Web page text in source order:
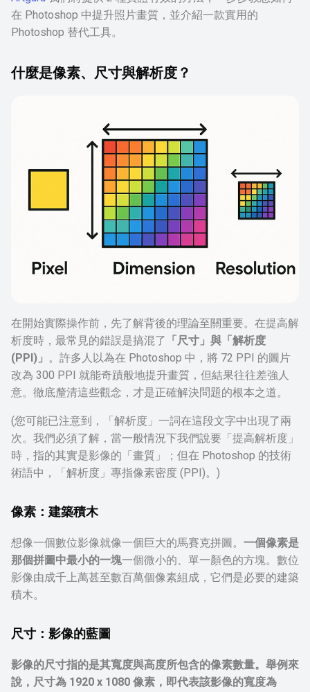
在 Photoshop 中提升照片畫質，並介紹一款實用的
Photoshop 替代工具。
什麼是像素、尺寸與解析度？
在開始實際操作前，先了解背後的理論至關重要。在提高解
析度時，最常見的錯誤是搞混了 「尺寸」與「解析度
(PPI)」 。許多人以為在 Photoshop 中，將 72 PPI 的圖片
改為 300 PPI 就能奇蹟般地提升畫質，但結果往往差強人
意。徹底釐清這些觀念，才是正確解決問題的根本之道。
(您可能已注意到，「解析度」一詞在這段文字中出現了兩
次。我們必須了解，當一般情況下我們說要「提高解析度」
時，指的其實是影像的「畫質」；但在 Photoshop 的技術
術語中，「解析度」專指像素密度 (PPI)。)
像素：建築積木
想像一個數位影像就像一個巨大的馬賽克拼圖。 一個像素是
那個拼圖中最小的一塊一個微小的、單一顏色的方塊。數位
影像由成千上萬甚至數百萬個像素組成，它們是必要的建築
積木。
尺寸：影像的藍圖
影像的尺寸指的是其寬度與高度所包含的像素數量。 舉例來
說，尺寸為 1920 x 1080 像素，即代表該影像的寬度為